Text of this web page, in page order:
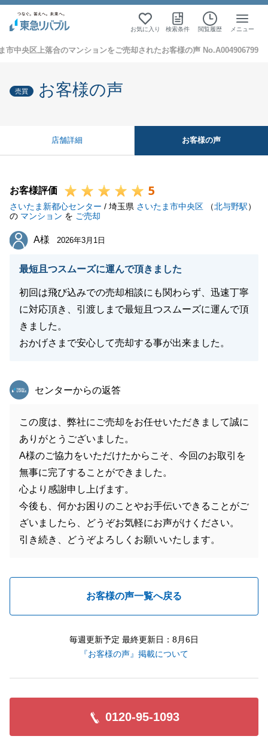
お気に入り 検索条件 閲覧履歴 メニュー
市中央区上落合のマンションをご売却されたお客様の声 No.A004906799
売買 お客様の声
店舗詳細 お客様の声
お客様評価 5
さいたま新都心センター / 埼玉県 さいたま市中央区 （北与野駅）
の マンション を ご売却
A様
A様 2026年3月1日
最短且つスムーズに運んで頂きました
初回は飛び込みでの売却相談にも関わらず、迅速丁寧
に対応頂き、引渡しまで最短且つスムーズに運んで頂
きました。
おかげさまで安心して売却する事が出来ました。
東急リバブル
センターからの返答
この度は、弊社にご売却をお任せいただきまして誠に
ありがとうございました。
A様のご協力をいただけたからこそ、今回のお取引を
無事に完了することができました。
心より感謝申し上げます。
今後も、何かお困りのことやお手伝いできることがご
ざいましたら、どうぞお気軽にお声がけください。
引き続き、どうぞよろしくお願いいたします。
お客様の声一覧へ戻る
毎週更新予定 最終更新日：8月6日
『お客様の声』掲載について
0120-95-1093